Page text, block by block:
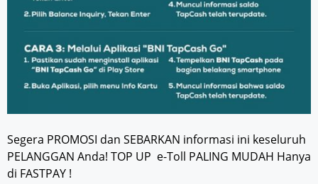
Segera PROMOSI dan SEBARKAN informasi ini keseluruh
PELANGGAN Anda! TOP UP e-Toll PALING MUDAH Hanya
di FASTPAY !